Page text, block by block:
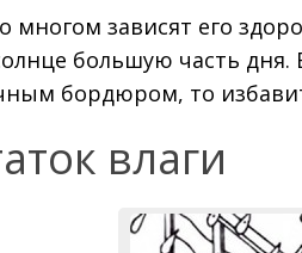
многом зависят его
большую часть
бордюром, то
влаги